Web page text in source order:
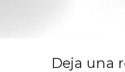
Deja una